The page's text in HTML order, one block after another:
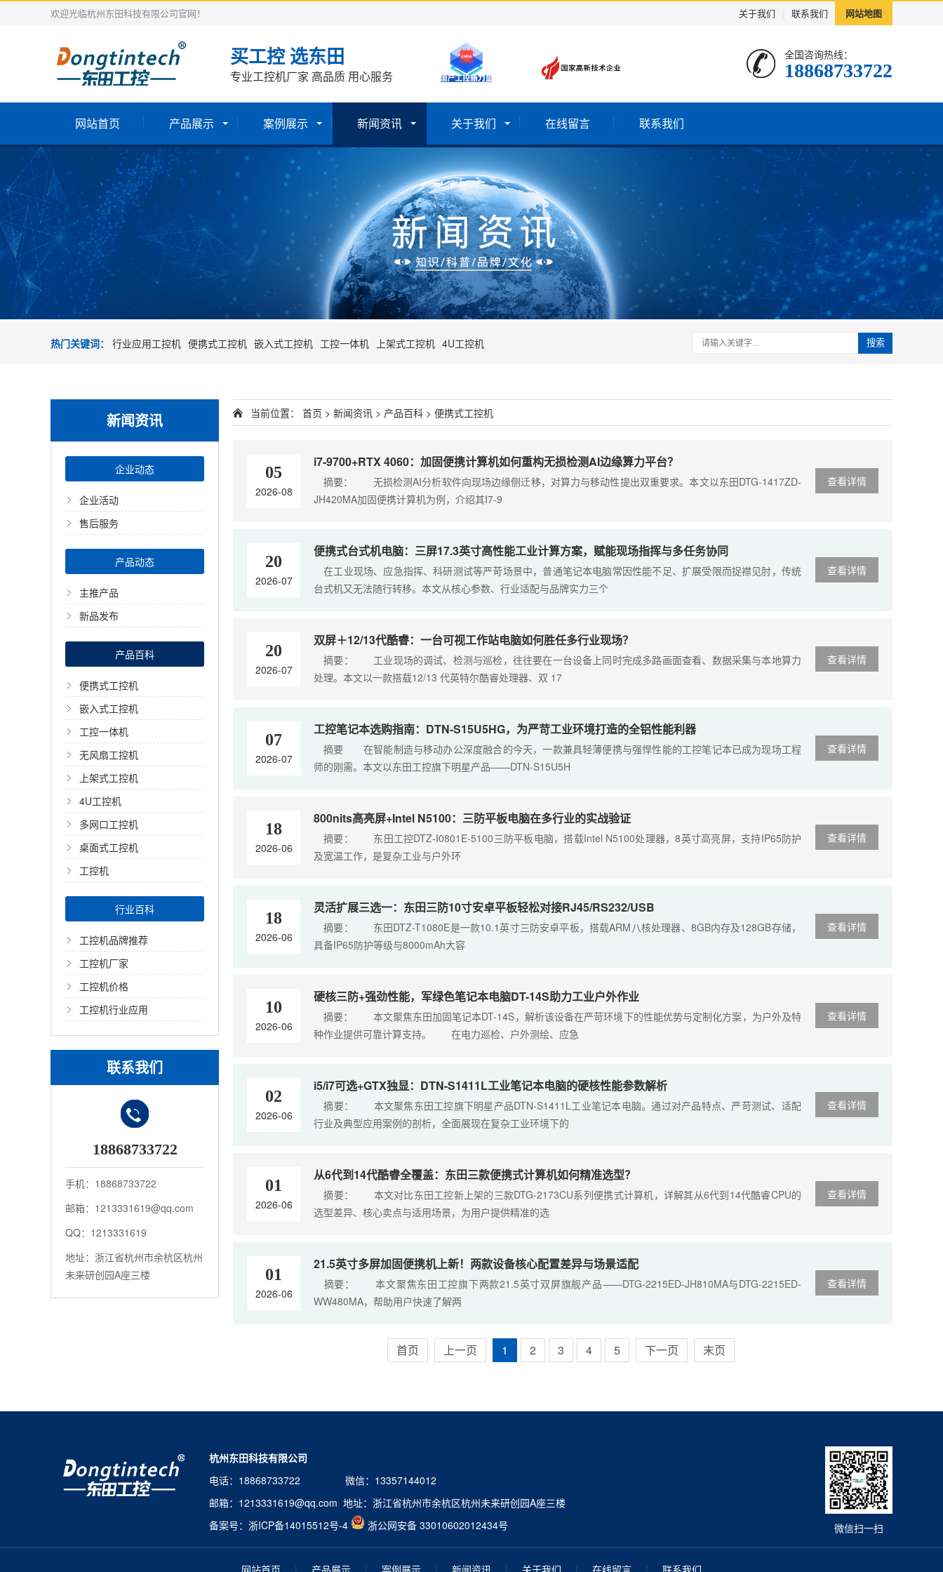
关于我们 联系我们 网站地图
欢迎光临杭州东田科技有限公司官网！
买工控 选东田
专业工控机厂家 高品质 用心服务
全国咨询热线：
18868733722
网站首页 产品展示 案例展示 新闻资讯 关于我们 在线留言 联系我们
热门关键词： 行业应用工控机 便携式工控机 嵌入式工控机 工控一体机 上架式工控机 4U工控机 搜索
新闻资讯
企业动态
企业活动
售后服务
产品动态
主推产品
新品发布
产品百科
便携式工控机
嵌入式工控机
工控一体机
无风扇工控机
上架式工控机
4U工控机
多网口工控机
桌面式工控机
工控机
行业百科
工控机品牌推荐
工控机厂家
工控机价格
工控机行业应用
联系我们
18868733722
手机：18868733722
邮箱：1213331619@qq.com
QQ：1213331619
地址：浙江省杭州市余杭区杭州
未来研创园A座三楼
当前位置： 首页 > 新闻资讯 > 产品百科 > 便携式工控机
查看详情
05
2026-08
i7-9700+RTX 4060：加固便携计算机如何重构无损检测AI边缘算力平台？
摘要： 无损检测AI分析软件向现场边缘侧迁移，对算力与移动性提出双重要求。本文以东田DTG-1417ZD-
JH420MA加固便携计算机为例，介绍其I7-9
查看详情
20
2026-07
便携式台式机电脑：三屏17.3英寸高性能工业计算方案，赋能现场指挥与多任务协同
在工业现场、应急指挥、科研测试等严苛场景中，普通笔记本电脑常因性能不足、扩展受限而捉襟见肘，传统
台式机又无法随行转移。本文从核心参数、行业适配与品牌实力三个
查看详情
20
2026-07
双屏＋12/13代酷睿：一台可视工作站电脑如何胜任多行业现场？
摘要： 工业现场的调试、检测与巡检，往往要在一台设备上同时完成多路画面查看、数据采集与本地算力
处理。本文以一款搭载12/13 代英特尔酷睿处理器、双 17
查看详情
07
2026-07
工控笔记本选购指南：DTN-S15U5HG，为严苛工业环境打造的全铝性能利器
摘要 在智能制造与移动办公深度融合的今天，一款兼具轻薄便携与强悍性能的工控笔记本已成为现场工程
师的刚需。本文以东田工控旗下明星产品——DTN-S15U5H
查看详情
18
2026-06
800nits高亮屏+Intel N5100：三防平板电脑在多行业的实战验证
摘要： 东田工控DTZ-I0801E-5100三防平板电脑，搭载Intel N5100处理器，8英寸高亮屏，支持IP65防护
及宽温工作，是复杂工业与户外环
查看详情
18
2026-06
灵活扩展三选一：东田三防10寸安卓平板轻松对接RJ45/RS232/USB
摘要： 东田DTZ-T1080E是一款10.1英寸三防安卓平板，搭载ARM八核处理器、8GB内存及128GB存储，
具备IP65防护等级与8000mAh大容
查看详情
10
2026-06
硬核三防+强劲性能，军绿色笔记本电脑DT-14S助力工业户外作业
摘要： 本文聚焦东田加固笔记本DT-14S，解析该设备在严苛环境下的性能优势与定制化方案，为户外及特
种作业提供可靠计算支持。 在电力巡检、户外测绘、应急
查看详情
02
2026-06
i5/i7可选+GTX独显：DTN-S1411L工业笔记本电脑的硬核性能参数解析
摘要： 本文聚焦东田工控旗下明星产品DTN-S1411L工业笔记本电脑。通过对产品特点、严苛测试、适配
行业及典型应用案例的剖析，全面展现在复杂工业环境下的
查看详情
01
2026-06
从6代到14代酷睿全覆盖：东田三款便携式计算机如何精准选型？
摘要： 本文对比东田工控新上架的三款DTG-2173CU系列便携式计算机，详解其从6代到14代酷睿CPU的
选型差异、核心卖点与适用场景，为用户提供精准的选
查看详情
01
2026-06
21.5英寸多屏加固便携机上新！两款设备核心配置差异与场景适配
摘要： 本文聚焦东田工控旗下两款21.5英寸双屏旗舰产品——DTG-2215ED-JH810MA与DTG-2215ED-
WW480MA，帮助用户快速了解两
首页 上一页 1 2 3 4 5 下一页 末页
微信扫一扫
杭州东田科技有限公司
电话：18868733722 微信：13357144012
邮箱：1213331619@qq.com 地址：浙江省杭州市余杭区杭州未来研创园A座三楼
备案号： 浙ICP备14015512号-4 浙公网安备 33010602012434号
网站首页 | 产品展示 | 案例展示 | 新闻资讯 | 关于我们 | 在线留言 | 联系我们